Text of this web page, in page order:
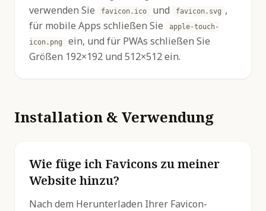
verwenden Sie
favicon.ico und favicon.svg ,
für mobile Apps schließen Sie
apple-touch-
icon.png
ein, und für PWAs schließen Sie
Größen 192×192 und 512×512 ein.
Installation & Verwendung
Wie füge ich Favicons zu meiner
Website hinzu?
Nach dem Herunterladen Ihrer Favicon-